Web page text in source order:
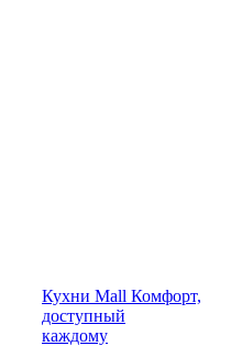
Кухни Mall Комфорт,
доступный
каждому